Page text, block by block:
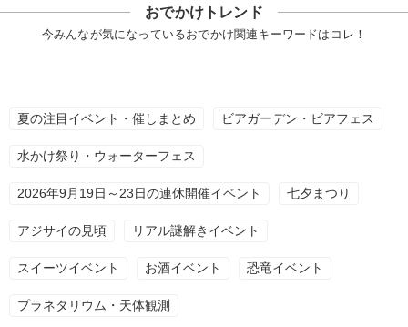
おでかけトレンド
今みんなが気になっているおでかけ関連キーワードはコレ！
夏の注目イベント・催しまとめ ビアガーデン・ビアフェス
水かけ祭り・ウォーターフェス
2026年9月19日～23日の連休開催イベント 七夕まつり
アジサイの見頃 リアル謎解きイベント
スイーツイベント お酒イベント 恐竜イベント
プラネタリウム・天体観測